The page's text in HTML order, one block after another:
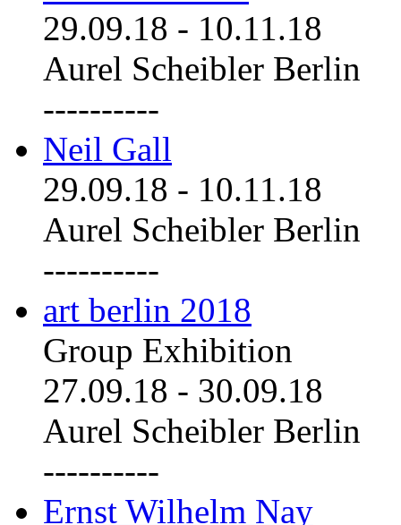
29.09.18 - 10.11.18
Aurel Scheibler Berlin
----------
Neil Gall
29.09.18 - 10.11.18
Aurel Scheibler Berlin
----------
art berlin 2018
Group Exhibition
27.09.18 - 30.09.18
Aurel Scheibler Berlin
----------
Ernst Wilhelm Nay